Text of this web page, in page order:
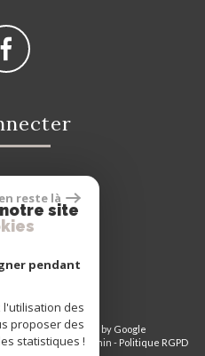
propriétaire
Traduction powered by Google
-Liens- Admin - Politique RGPD
reste là
site
pendant
l'utilisation des
proposer des
statistiques !